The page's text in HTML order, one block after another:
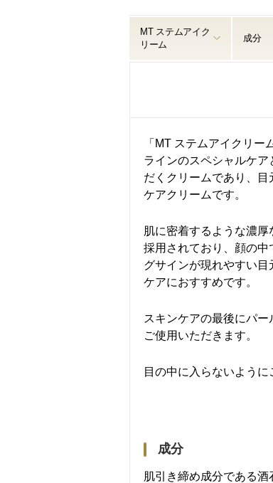
MT ステムアイク
リーム
成分
「MT ステムアイクリー
ラインのスペシャルケア
だくクリームであり、
ケアクリームです。
肌に密着するような濃
採用されており、顔の中
グサインが現れやすい目
ケアにおすすめです。
スキンケアの最後にパ
ご使用いただきます。
目の中に入らないように
成分
肌引き締め成分である